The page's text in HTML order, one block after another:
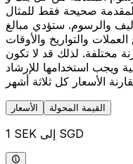
المقدمة صحيحة فقط للمثال
والرسوم. ستؤدي مبالغ
والتواريخ والأوقات
مختلفة. لذلك قد لا تكون
ويجب استخدامها للإرشاد
الأسعار القيمة المحولة
1 SEK إلى SGD